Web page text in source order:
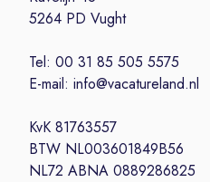
5264 PD Vught
Tel: 00 31 85 505 5575
E-mail: info@vacatureland.nl
KvK 81763557
BTW NL003601849B56
NL72 ABNA 0889286825